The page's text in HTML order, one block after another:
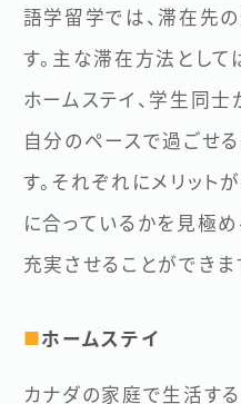
語学留学では、滞在先
す。主な滞在方法とし
ホームステイ、学生同
自分のペースで過ごせ
す。それぞれにメリット
に合っているかを見極
充実させることができま
■ホームステイ
カナダの家庭で生活す